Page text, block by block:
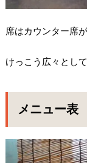
席はカウンター席
けっこう広々として
メニュー表